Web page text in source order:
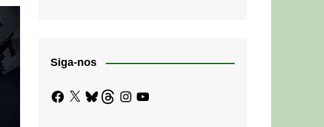
Siga-nos
Facebook
X BlueskyThreadsInstagram
YouTube